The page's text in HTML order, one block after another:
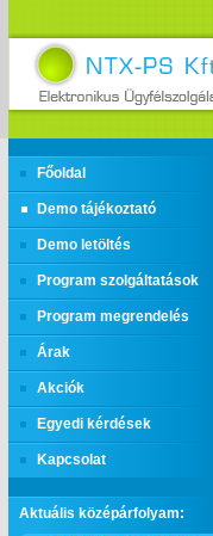
Főoldal
Demo tájékoztató
Demo letöltés
Program szolgáltatások
Program megrendelés
Árak
Akciók
Egyedi kérdések
Kapcsolat
Aktuális középárfolyam: